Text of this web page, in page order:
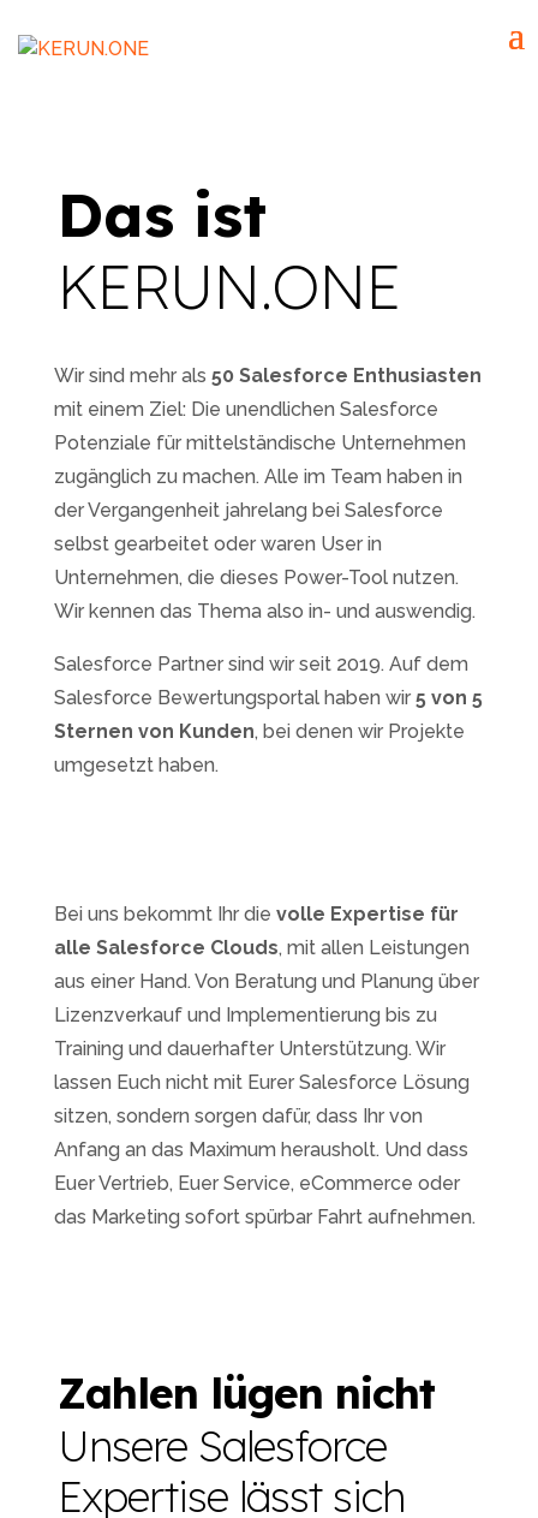
Das ist
KERUN.ONE
Wir sind mehr als 50 Salesforce Enthusiasten
mit einem Ziel: Die unendlichen Salesforce
Potenziale für mittelständische Unternehmen
zugänglich zu machen. Alle im Team haben in
der Vergangenheit jahrelang bei Salesforce
selbst gearbeitet oder waren User in
Unternehmen, die dieses Power-Tool nutzen.
Wir kennen das Thema also in- und auswendig.
Salesforce Partner sind wir seit 2019. Auf dem
Salesforce Bewertungsportal haben wir 5 von 5
Sternen von Kunden, bei denen wir Projekte
umgesetzt haben.
Bei uns bekommt Ihr die volle Expertise für
alle Salesforce Clouds, mit allen Leistungen
aus einer Hand. Von Beratung und Planung über
Lizenzverkauf und Implementierung bis zu
Training und dauerhafter Unterstützung. Wir
lassen Euch nicht mit Eurer Salesforce Lösung
sitzen, sondern sorgen dafür, dass Ihr von
Anfang an das Maximum herausholt. Und dass
Euer Vertrieb, Euer Service, eCommerce oder
das Marketing sofort spürbar Fahrt aufnehmen.
Zahlen lügen nicht
Unsere Salesforce
Expertise lässt sich